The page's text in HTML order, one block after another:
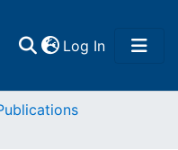
Log In(current)